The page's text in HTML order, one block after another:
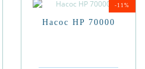
-11%
Насос HP 70000